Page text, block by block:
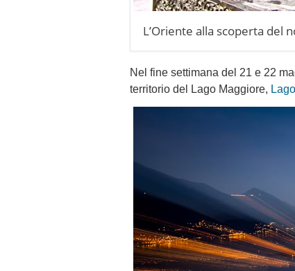
L’Oriente alla scoperta del
Nel fine settimana del 21 e 22
territorio del Lago Maggiore,